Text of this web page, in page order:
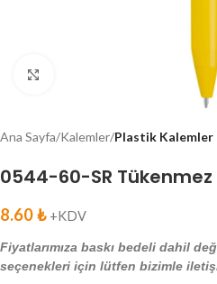
Ana Sayfa Kalemler Plastik Kalemler
0544-60-SR
8.60₺ +KDV
Fiyatlarımıza baskı bedeli dahil
seçenekleri için lütfen bizimle